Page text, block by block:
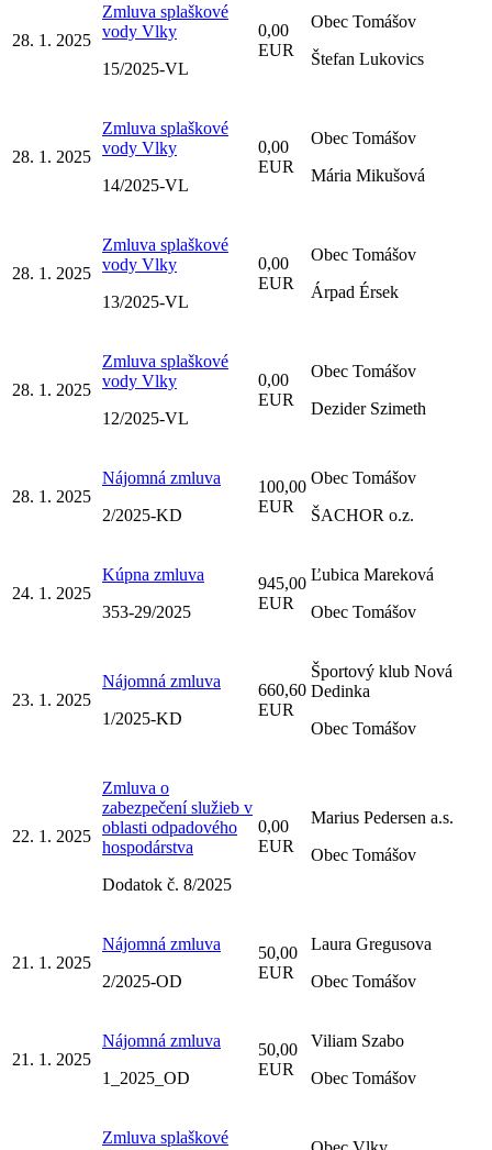
28. 1. 2025
Zmluva splaškové
vody Vlky
15/2025-VL
0,00
EUR
Obec Tomášov
Štefan Lukovics
28. 1. 2025
Zmluva splaškové
vody Vlky
14/2025-VL
0,00
EUR
Obec Tomášov
Mária Mikušová
28. 1. 2025
Zmluva splaškové
vody Vlky
13/2025-VL
0,00
EUR
Obec Tomášov
Árpad Érsek
28. 1. 2025
Zmluva splaškové
vody Vlky
12/2025-VL
0,00
EUR
Obec Tomášov
Dezider Szimeth
28. 1. 2025
Nájomná zmluva
2/2025-KD
100,00
EUR
Obec Tomášov
ŠACHOR o.z.
24. 1. 2025
Kúpna zmluva
353-29/2025
945,00
EUR
Ľubica Mareková
Obec Tomášov
23. 1. 2025
Nájomná zmluva
1/2025-KD
660,60
EUR
Športový klub Nová
Dedinka
Obec Tomášov
22. 1. 2025
Zmluva o
zabezpečení služieb v
oblasti odpadového
hospodárstva
Dodatok č. 8/2025
0,00
EUR
Marius Pedersen a.s.
Obec Tomášov
21. 1. 2025
Nájomná zmluva
2/2025-OD
50,00
EUR
Laura Gregusova
Obec Tomášov
21. 1. 2025
Nájomná zmluva
1_2025_OD
50,00
EUR
Viliam Szabo
Obec Tomášov
Zmluva splaškové